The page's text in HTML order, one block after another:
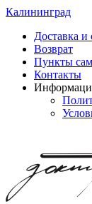
Калининград
Доставка и
Возврат
Пункты
Контакты